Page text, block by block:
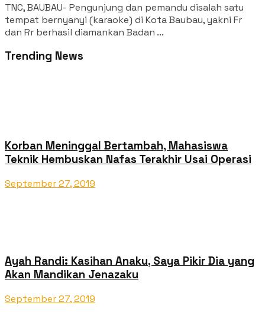
TNC, BAUBAU- Pengunjung dan pemandu disalah satu
tempat bernyanyi (karaoke) di Kota Baubau, yakni Fr
dan Rr berhasil diamankan Badan ...
Trending News
Korban Meninggal Bertambah, Mahasiswa
Teknik Hembuskan Nafas Terakhir Usai Operasi
September 27, 2019
Ayah Randi: Kasihan Anaku, Saya Pikir Dia yang
Akan Mandikan Jenazaku
September 27, 2019